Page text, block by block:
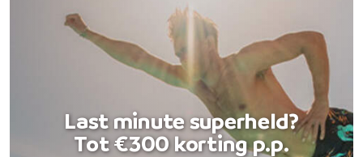
Last minute superheld?
Tot €300 korting p.p.